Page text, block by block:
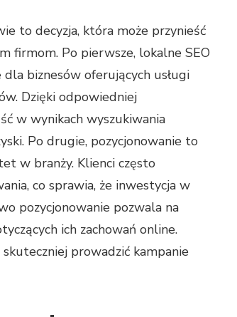
to decyzja, która może przynieść
firmom. Po pierwsze, lokalne SEO
biznesów oferujących usługi
Dzięki odpowiedniej
w wynikach wyszukiwania
Po drugie, pozycjonowanie to
w branży. Klienci często
co sprawia, że inwestycja w
pozycjonowanie pozwala na
ich zachowań online.
prowadzić kampanie